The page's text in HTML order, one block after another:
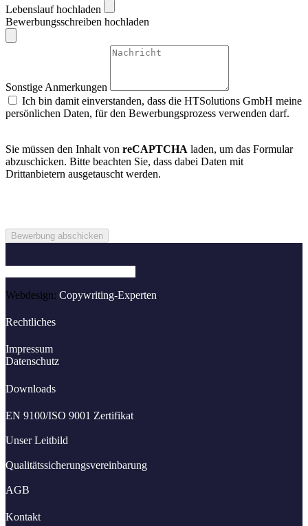
Lebenslauf hochladen
Bewerbungsschreiben hochladen
Sonstige Anmerkungen
Ich bin damit einverstanden, dass die HTSolutions GmbH meine
persönlichen Daten, für den Bewerbungsprozess verwenden darf.
Sie müssen den Inhalt von reCAPTCHA laden, um das Formular
abzuschicken. Bitte beachten Sie, dass dabei Daten mit
Drittanbietern ausgetauscht werden.
Bewerbung abschicken
Webdesign: Copywriting-Experten.
Rechtliches
Impressum
Datenschutz
Downloads
EN 9100/ISO 9001 Zertifikat
Unser Leitbild
Qualitätssicherungsvereinbarung
AGB
Kontakt